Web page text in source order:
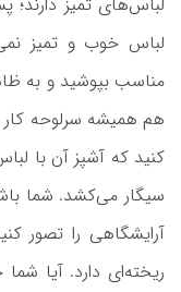
لباس خوب و تمیز
مناسب بپوشید و به
هم همیشه سرلوحه کار
کنید که آشپز آن با
سیگار می‌کشد. شما
آرایشگاهی را تصور
ریخته‌ای دارد. آیا